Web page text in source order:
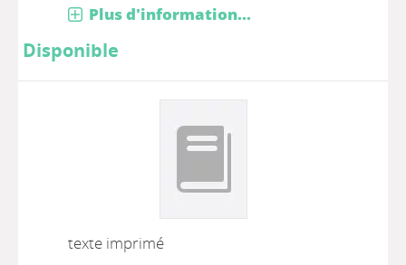
Plus d'information...
Disponible
texte imprimé